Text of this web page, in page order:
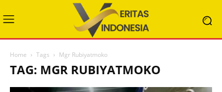
Home Tags Mgr Rubiyatmoko
TAG: MGR RUBIYATMOKO